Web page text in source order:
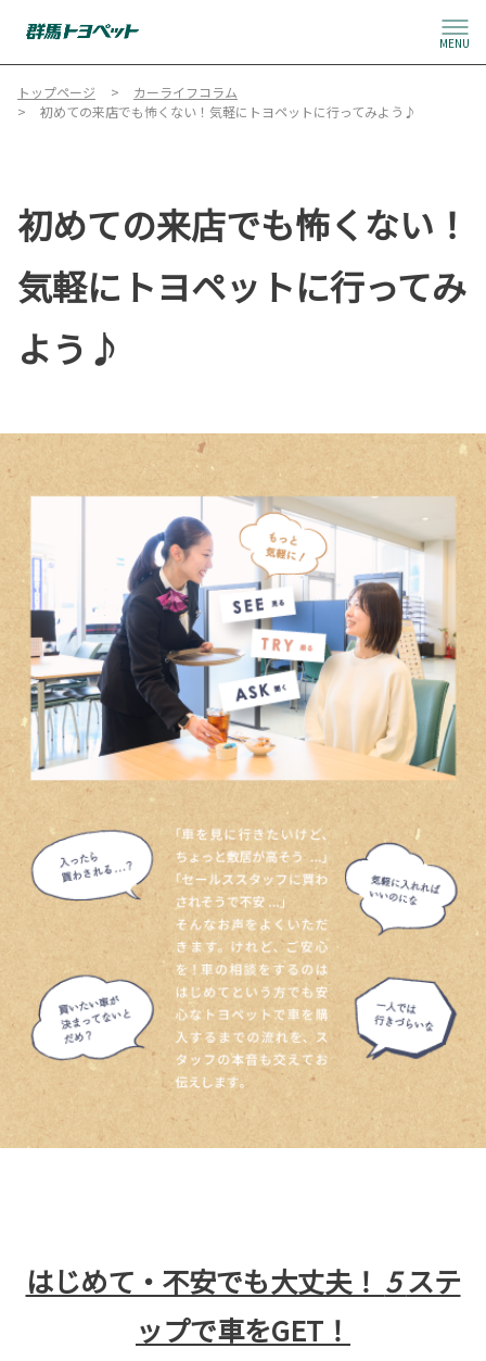
MENU
トップページ
カーライフコラム
初めての来店でも怖くない！気軽にトヨペットに行ってみよう♪
初めての来店でも怖くない！
気軽にトヨペットに行ってみ
よう♪
はじめて・不安でも大丈夫！ 5ステ
ップで車をGET！